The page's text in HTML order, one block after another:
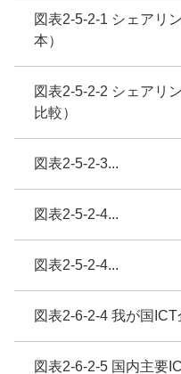
図表2-5-2-1 シェアリ
本）
図表2-5-2-2 シェアリ
比較）
図表2-5-2-3...
図表2-5-2-4...
図表2-5-2-4...
図表2-6-2-4 我が国
図表2-6-2-5 国内主要